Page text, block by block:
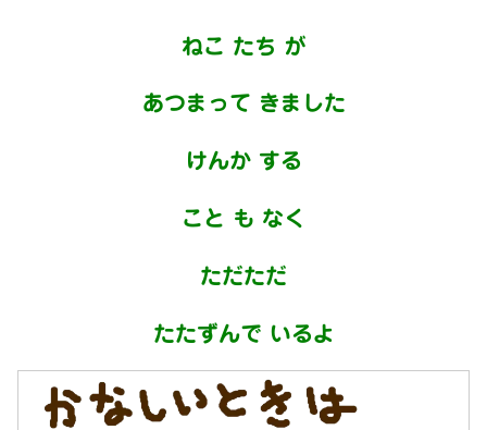
ねこ たち が
あつまって きました
けんか する
こと も なく
ただただ
たたずんで いるよ